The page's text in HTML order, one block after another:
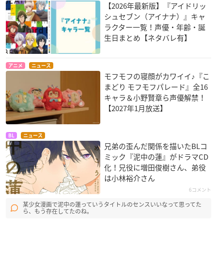
【2026年最新版】『アイドリッ
シュセブン（アイナナ）』キャ
ラクター一覧！声優・年齢・誕
生日まとめ【ネタバレ有】
アニメ ニュース
モフモフの寝顔がカワイイ♪『こ
まどり モフモフパレード』全16
キャラ＆小野賢章ら声優解禁！
【2027年1月放送】
BL ニュース
兄弟の歪んだ関係を描いたBLコ
ミック『泥中の蓮』がドラマCD
化！兄役に増田俊樹さん、弟役
は小林裕介さん
6コメント
某少女漫画で泥中の蓮っていうタイトルのセンスいいなって思ってた
ら、もう存在してたのね。